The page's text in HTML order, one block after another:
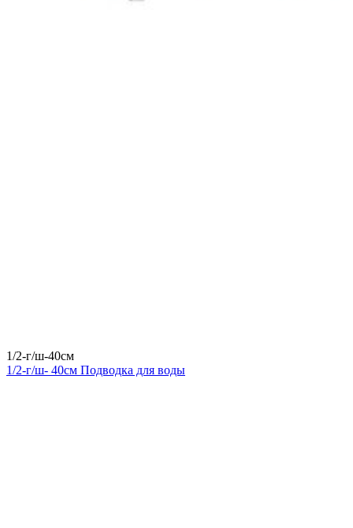
1/2-г/ш-40см
1/2-г/ш- 40см Подводка для воды